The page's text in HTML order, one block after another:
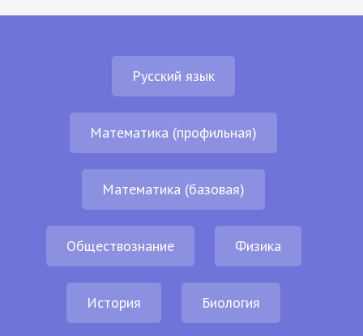
Русский язык
Математика (профильная)
Математика (базовая)
Обществознание Физика
История Биология